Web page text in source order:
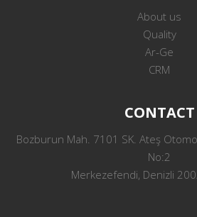
About us
Quality
Ar-Ge
CRM
CONTACT
Bozburun Mah. 7101 SK. Ateş
No:2
Merkezefendi, Denizli